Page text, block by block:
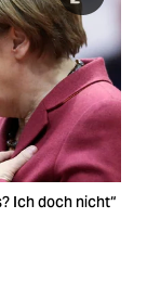
Ich doch nicht“